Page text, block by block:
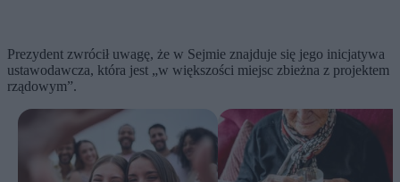
Prezydent zwrócił uwagę, że w Sejmie znajduje się jego inicjatywa
ustawodawcza, która jest „w większości miejsc zbieżna z projektem
rządowym”.